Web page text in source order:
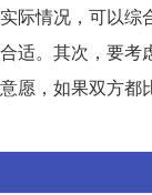
情况，可以综
适。其次，要考
愿，如果双方都